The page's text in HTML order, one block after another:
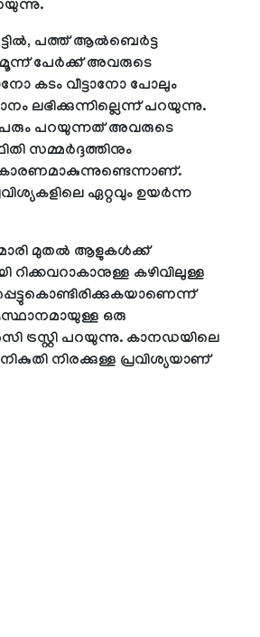
പത്ത് ആല്‍ബെര്‍ട്ട
മൂന്ന് പേര്‍ക്ക് അവരുടെ
കടം വീട്ടാനോ പോലും
ലഭിക്കുന്നില്ലെന്ന് പറയുന്നു.
പറയുന്നത് അവരുടെ
സമ്മര്‍ദ്ദത്തിനും
ഏറ്റവും ഉയര്‍ന്ന
മുതല്‍ ആളുകള്‍ക്ക്
റിക്കവറാകാനുള്ള കഴിവിലുള്ള
ഒരു
പറയുന്നു. കാനഡയിലെ
നിരക്കുള്ള പ്രവിശ്യയാണ്